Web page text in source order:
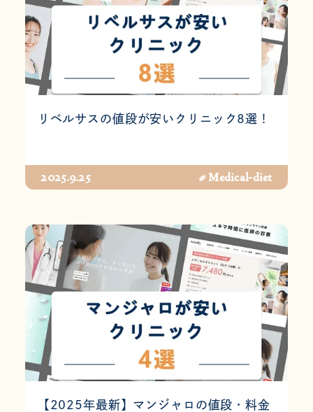
リベルサスの値段が安いクリニック8選！
2025.9.25 # Medical-diet
【2025年最新】マンジャロの値段・料金